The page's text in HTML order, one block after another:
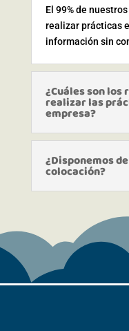
El 99% de
realizar prácticas
información sin
¿Cuáles son
realizar las
empresa?
¿Disponemos
colocación?